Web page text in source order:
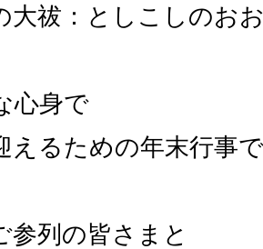
大祓：としこしのお
心身で
えるための年末行事
参列の皆さまと